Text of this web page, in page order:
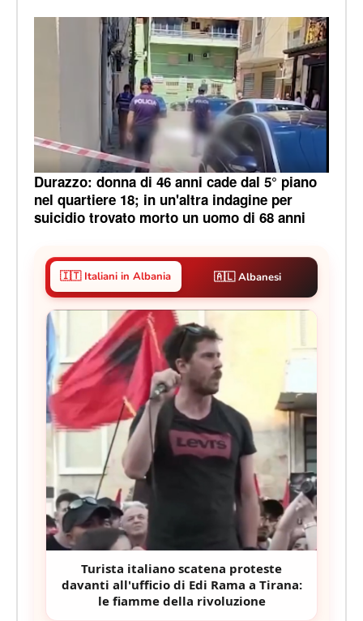
Durazzo: donna di 46 anni cade dal 5° piano
nel quartiere 18; in un'altra indagine per
suicidio trovato morto un uomo di 68 anni
🇮🇹 Italiani in Albania 🇦🇱 Albanesi
Turista italiano scatena proteste
davanti all'ufficio di Edi Rama a Tirana:
le fiamme della rivoluzione